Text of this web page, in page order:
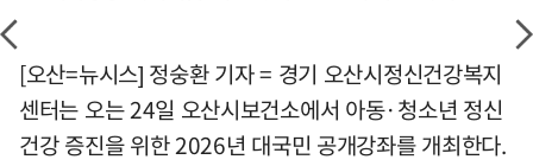
[오산=뉴시스] 정숭환 기자 = 경기 오산시정신건강복지
센터는 오는 24일 오산시보건소에서 아동·청소년 정신
건강 증진을 위한 2026년 대국민 공개강좌를 개최한다.